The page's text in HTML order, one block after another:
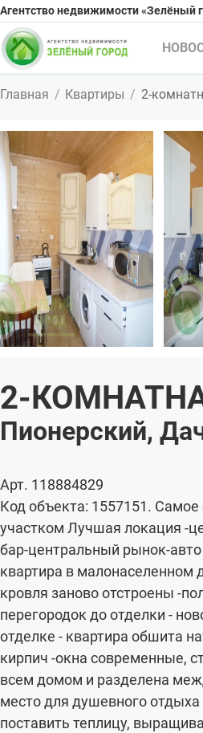
Агентство недвижимости «Зелёный
Главная Квартиры 2-
2-
Пионерский,
Арт. 118884829
Код объекта: 1557151.
участком Лучшая локация -
бар-центральный рынок-
квартира в
кровля заново отстроены -
перегородок до отделки -
отделке - квартира обшита
кирпич -окна современные,
всем домом и разделена
место для душевного
поставить теплицу,